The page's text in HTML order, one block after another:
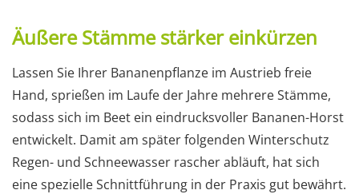
Äußere Stämme stärker einkürzen
Lassen Sie Ihrer Bananenpflanze im Austrieb freie
Hand, sprießen im Laufe der Jahre mehrere Stämme,
sodass sich im Beet ein eindrucksvoller Bananen-Horst
entwickelt. Damit am später folgenden Winterschutz
Regen- und Schneewasser rascher abläuft, hat sich
eine spezielle Schnittführung in der Praxis gut bewährt.